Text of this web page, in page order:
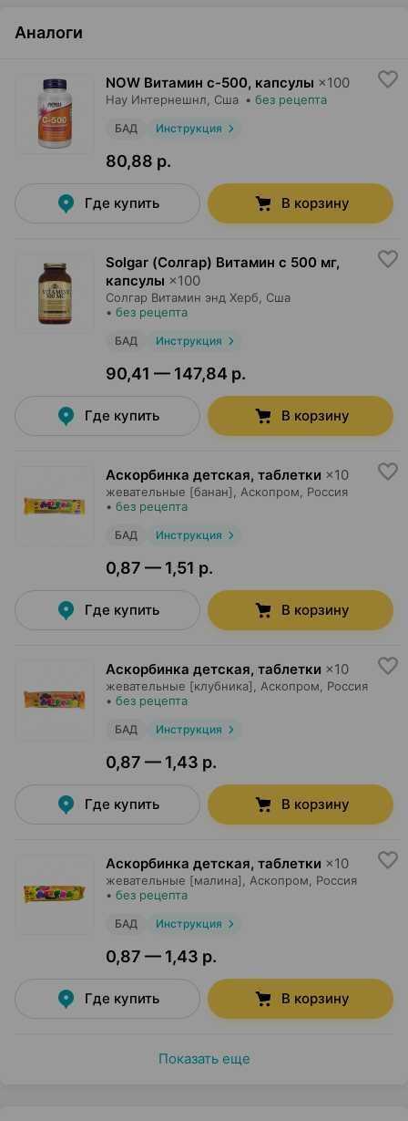
Аналоги
NOW Витамин с-500, капсулы ×100
Нау Интернешнл , Сша • без рецепта
БАД Инструкция
80,88 р.
Где купить В корзину
Solgar (Солгар) Витамин с 500 мг,
капсулы ×100
Солгар Витамин энд Херб , Сша
• без рецепта
БАД Инструкция
90,41 — 147,84 р.
Где купить В корзину
Аскорбинка детская, таблетки ×10
жевательные [банан], Аскопром , Россия
• без рецепта
БАД Инструкция
0,87 — 1,51 р.
Где купить В корзину
Аскорбинка детская, таблетки ×10
жевательные [клубника], Аскопром , Россия
• без рецепта
БАД Инструкция
0,87 — 1,43 р.
Где купить В корзину
Аскорбинка детская, таблетки ×10
жевательные [малина], Аскопром , Россия
• без рецепта
БАД Инструкция
0,87 — 1,43 р.
Где купить В корзину
Показать еще